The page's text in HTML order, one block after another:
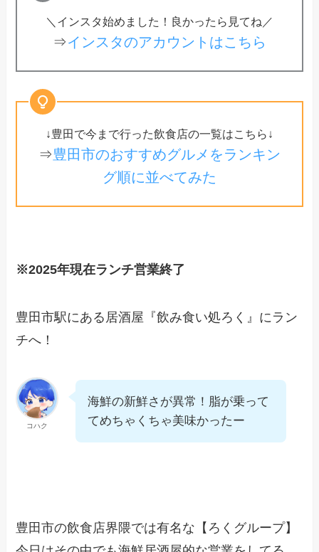
＼インスタ始めました！良かったら見てね／
⇒インスタのアカウントはこちら
↓豊田で今まで行った飲食店の一覧はこちら↓
⇒豊田市のおすすめグルメをランキン
グ順に並べてみた
※2025年現在ランチ営業終了
豊田市駅にある居酒屋『飲み食い処ろく』にラン
チへ！
コハク
海鮮の新鮮さが異常！脂が乗って
てめちゃくちゃ美味かったー
豊田市の飲食店界隈では有名な【ろくグループ】